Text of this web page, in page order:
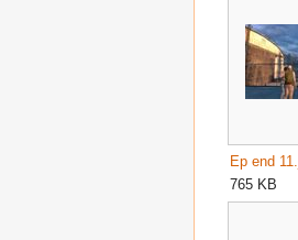
Ep end
765 KB